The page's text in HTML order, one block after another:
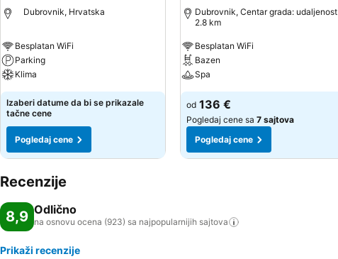
Dubrovnik, Hrvatska
Besplatan WiFi
Parking
Klima
Izaberi datume da bi se prikazale
tačne cene
Pogledaj cene
Dubrovnik, Centar grada: udaljenost
2.8 km
Besplatan WiFi
Bazen
Spa
od 136 €
Pogledaj cene sa 7 sajtova
Pogledaj cene
Recenzije
8,9 Odlično
na osnovu ocena (923) sa najpopularnijih sajtova
Prikaži recenzije